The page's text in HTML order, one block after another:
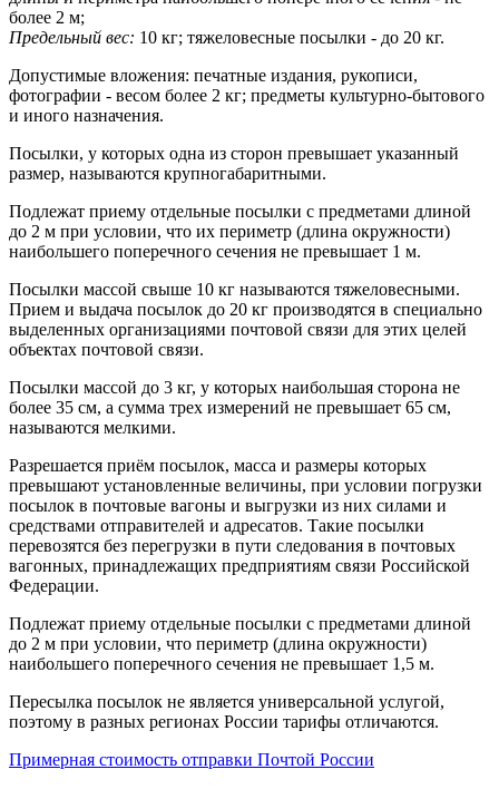
более 2 м;
Предельный вес: 10 кг; тяжеловесные посылки - до 20 кг.
Допустимые вложения: печатные издания, рукописи,
фотографии - весом более 2 кг; предметы культурно-бытового
и иного назначения.
Посылки, у которых одна из сторон превышает указанный
размер, называются крупногабаритными.
Подлежат приему отдельные посылки с предметами длиной
до 2 м при условии, что их периметр (длина окружности)
наибольшего поперечного сечения не превышает 1 м.
Посылки массой свыше 10 кг называются тяжеловесными.
Прием и выдача посылок до 20 кг производятся в специально
выделенных организациями почтовой связи для этих целей
объектах почтовой связи.
Посылки массой до 3 кг, у которых наибольшая сторона не
более 35 см, а сумма трех измерений не превышает 65 см,
называются мелкими.
Разрешается приём посылок, масса и размеры которых
превышают установленные величины, при условии погрузки
посылок в почтовые вагоны и выгрузки из них силами и
средствами отправителей и адресатов. Такие посылки
перевозятся без перегрузки в пути следования в почтовых
вагонных, принадлежащих предприятиям связи Российской
Федерации.
Подлежат приему отдельные посылки с предметами длиной
до 2 м при условии, что периметр (длина окружности)
наибольшего поперечного сечения не превышает 1,5 м.
Пересылка посылок не является универсальной услугой,
поэтому в разных регионах России тарифы отличаются.
Примерная стоимость отправки Почтой России